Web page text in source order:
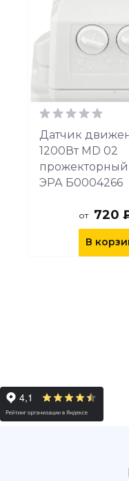
Датчик
1200Вт MD 02
прожекторный
ЭРА Б0004266
от 720
В